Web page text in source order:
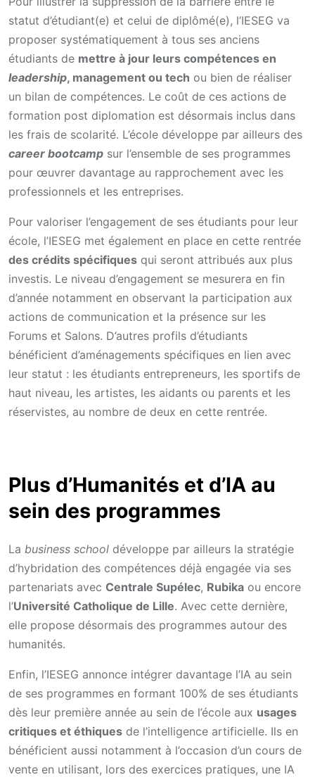
statut d’étudiant(e) et celui de diplômé(e), l’IESEG va
proposer systématiquement à tous ses anciens
étudiants de mettre à jour leurs compétences en
leadership, management ou tech ou bien de réaliser
un bilan de compétences. Le coût de ces actions de
formation post diplomation est désormais inclus dans
les frais de scolarité. L’école développe par ailleurs des
career bootcamp sur l’ensemble de ses programmes
pour œuvrer davantage au rapprochement avec les
professionnels et les entreprises.
Pour valoriser l’engagement de ses étudiants pour leur
école, l’IESEG met également en place en cette rentrée
des crédits spécifiques qui seront attribués aux plus
investis. Le niveau d’engagement se mesurera en fin
d’année notamment en observant la participation aux
actions de communication et la présence sur les
Forums et Salons. D’autres profils d’étudiants
bénéficient d’aménagements spécifiques en lien avec
leur statut : les étudiants entrepreneurs, les sportifs de
haut niveau, les artistes, les aidants ou parents et les
réservistes, au nombre de deux en cette rentrée.
Plus d’Humanités et d’IA au
sein des programmes
La business school développe par ailleurs la stratégie
d’hybridation des compétences déjà engagée via ses
partenariats avec Centrale Supélec, Rubika ou encore
l’Université Catholique de Lille. Avec cette dernière,
elle propose désormais des programmes autour des
humanités.
Enfin, l’IESEG annonce intégrer davantage l’IA au sein
de ses programmes en formant 100% de ses étudiants
dès leur première année au sein de l’école aux usages
critiques et éthiques de l’intelligence artificielle. Ils en
bénéficient aussi notamment à l’occasion d’un cours de
vente en utilisant, lors des exercices pratiques, une IA